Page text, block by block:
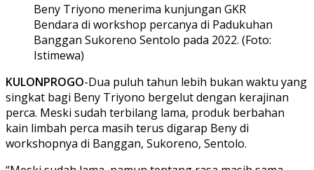
Beny Triyono menerima kunjungan GKR
Bendara di workshop percanya di Padukuhan
Banggan Sukoreno Sentolo pada 2022. (Foto:
Istimewa)
KULONPROGO-Dua puluh tahun lebih bukan waktu yang
singkat bagi Beny Triyono bergelut dengan kerajinan
perca. Meski sudah terbilang lama, produk berbahan
kain limbah perca masih terus digarap Beny di
workshopnya di Banggan, Sukoreno, Sentolo.